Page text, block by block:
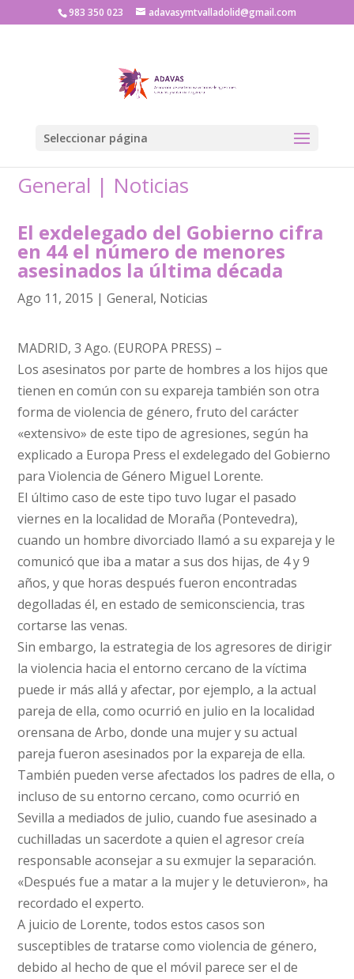
983 350 023 adavasymtvalladolid@gmail.com
Seleccionar página
General | Noticias
El exdelegado del Gobierno cifra
en 44 el número de menores
asesinados la última década
Ago 11, 2015 |General, Noticias
MADRID, 3 Ago. (EUROPA PRESS) –
Los asesinatos por parte de hombres a los hijos que
tienen en común con su expareja también son otra
forma de violencia de género, fruto del carácter
«extensivo» de este tipo de agresiones, según ha
explicado a Europa Press el exdelegado del Gobierno
para Violencia de Género Miguel Lorente.
El último caso de este tipo tuvo lugar el pasado
viernes en la localidad de Moraña (Pontevedra),
cuando un hombre divorciado llamó a su expareja y le
comunicó que iba a matar a sus dos hijas, de 4 y 9
años, y que horas después fueron encontradas
degolladas él, en estado de semiconsciencia, tras
cortarse las venas.
Sin embargo, la estrategia de los agresores de dirigir
la violencia hacia el entorno cercano de la víctima
puede ir más allá y afectar, por ejemplo, a la actual
pareja de ella, como ocurrió en julio en la localidad
orensana de Arbo, donde una mujer y su actual
pareja fueron asesinados por la expareja de ella.
También pueden verse afectados los padres de ella, o
incluso de su entorno cercano, como ocurrió en
Sevilla a mediados de julio, cuando fue asesinado a
cuchilladas un sacerdote a quien el agresor creía
responsable aconsejar a su exmujer la separación.
«Después fue a matar a la mujer y le detuvieron», ha
recordado el experto.
A juicio de Lorente, todos estos casos son
susceptibles de tratarse como violencia de género,
debido al hecho de que el móvil parece ser el de